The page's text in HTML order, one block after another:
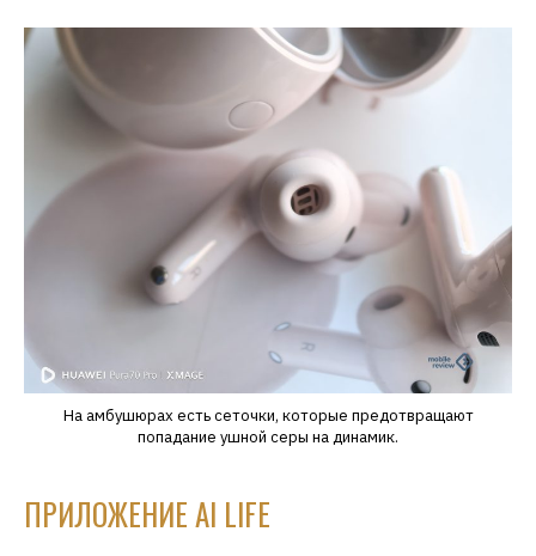
На амбушюрах есть сеточки, которые предотвращают
попадание ушной серы на динамик.
ПРИЛОЖЕНИЕ AI LIFE